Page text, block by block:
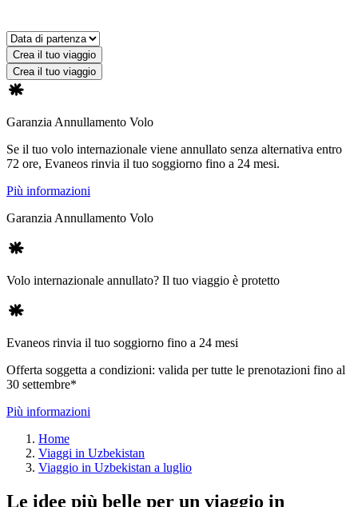
Crea il tuo viaggio
Crea il tuo viaggio
Garanzia Annullamento Volo
Se il tuo volo internazionale viene annullato senza alternativa entro
72 ore, Evaneos rinvia il tuo soggiorno fino a 24 mesi.
Più informazioni
Garanzia Annullamento Volo
Volo internazionale annullato? Il tuo viaggio è protetto
Evaneos rinvia il tuo soggiorno fino a 24 mesi
Offerta soggetta a condizioni: valida per tutte le prenotazioni fino al
30 settembre*
Più informazioni
Home
Viaggi in Uzbekistan
Viaggio in Uzbekistan a luglio
Le idee più belle per un viaggio in